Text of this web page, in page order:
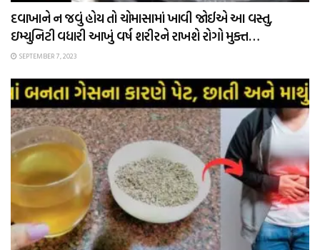
દવાખાને ન જવું હોય તો ચોમાસામાં ખાવી જોઈએ આ વસ્તુ,
ઇમ્યુનિટી વધારી આખું વર્ષ શરીરને રાખશે રોગો મુક્ત…
SEPTEMBER 7, 2023